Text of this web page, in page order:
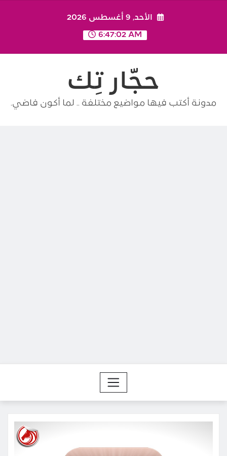
الأحد, 9 أغسطس 2026
6:47:02 AM
حجّار تِك
مدونة أكتب فيها مواضيع مختلفة .. لما أكون فاضي.